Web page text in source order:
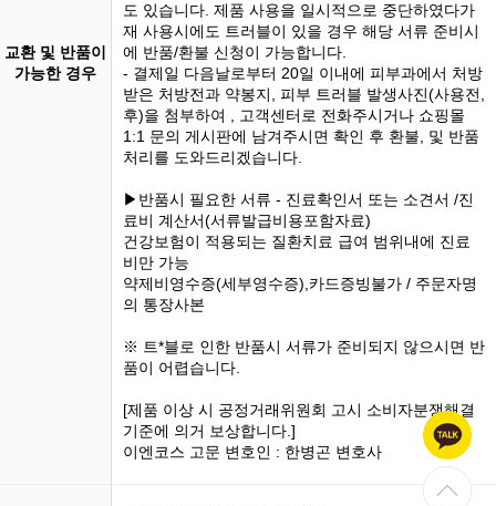
교환 및 반품이
가능한 경우
도 있습니다. 제품 사용을 일시적으로 중단하였다가
재 사용시에도 트러블이 있을 경우 해당 서류 준비시
에 반품/환불 신청이 가능합니다.
- 결제일 다음날로부터 20일 이내에 피부과에서 처방
받은 처방전과 약봉지, 피부 트러블 발생사진(사용전,
후)을 첨부하여 , 고객센터로 전화주시거나 쇼핑몰
1:1 문의 게시판에 남겨주시면 확인 후 환불, 및 반품
처리를 도와드리겠습니다.
▶반품시 필요한 서류 - 진료확인서 또는 소견서 /진
료비 계산서(서류발급비용포함자료)
건강보험이 적용되는 질환치료 급여 범위내에 진료
비만 가능
약제비영수증(세부영수증),카드증빙불가 / 주문자명
의 통장사본
※ 트*블로 인한 반품시 서류가 준비되지 않으시면 반
품이 어렵습니다.
[제품 이상 시 공정거래위원회 고시 소비자분쟁해결
기준에 의거 보상합니다.]
이엔코스 고문 변호인 : 한병곤 변호사